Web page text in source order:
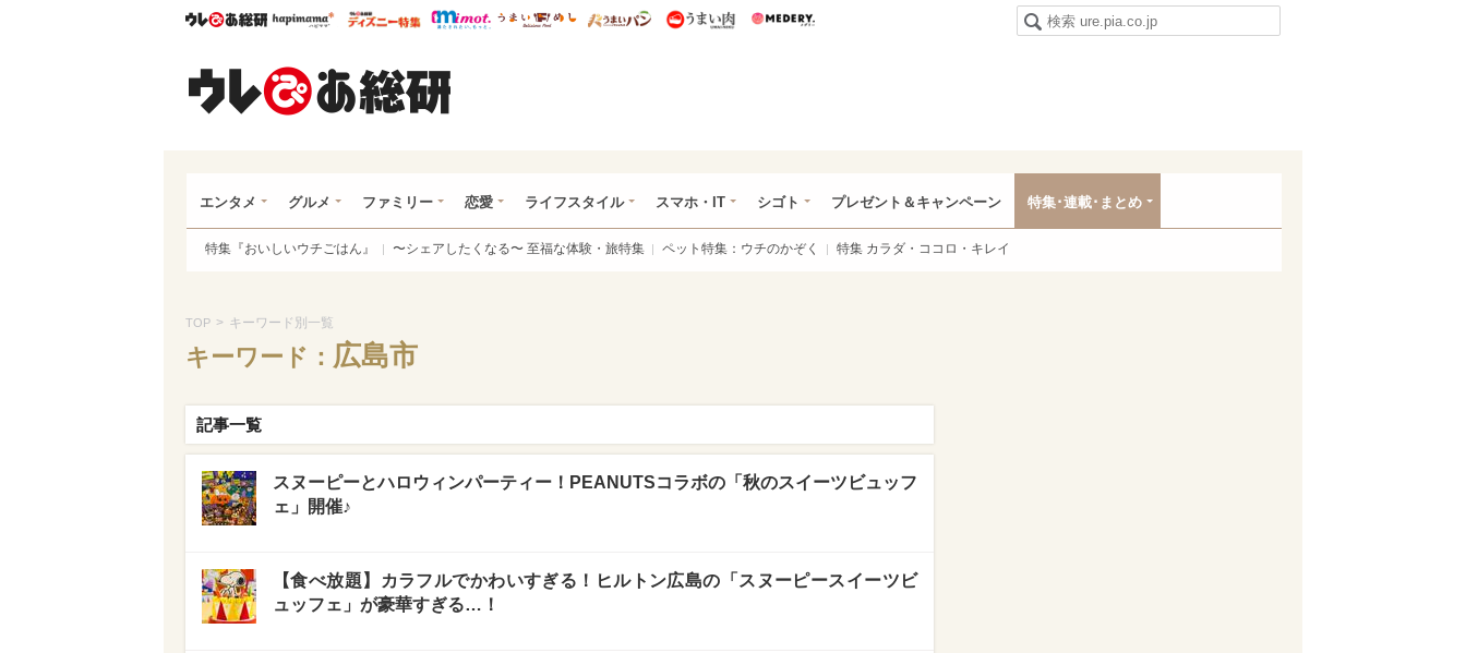
ウレぴあ総研ハピママ* ウレぴあ総研 ディズニー特集
mimot. うまいめし うまいパン うまい肉
エンタメ グルメ ファミリー 恋愛 ライフスタイル スマホ・IT シゴト プレゼント＆キャンペーン 特集･連載･まとめ
特集『おいしいウチごはん』 〜シェアしたくなる〜 至福な体験・旅特集 ペット特集：ウチのかぞく 特集 カラダ・ココロ・キレイ
TOP > キーワード別一覧
キーワード： 広島市
記事一覧
スヌーピーとハロウィンパーティー！PEANUTSコラボの「秋のスイーツビュッフ
ェ」開催♪
【食べ放題】カラフルでかわいすぎる！ヒルトン広島の「スヌーピースイーツビ
ュッフェ」が豪華すぎる…！